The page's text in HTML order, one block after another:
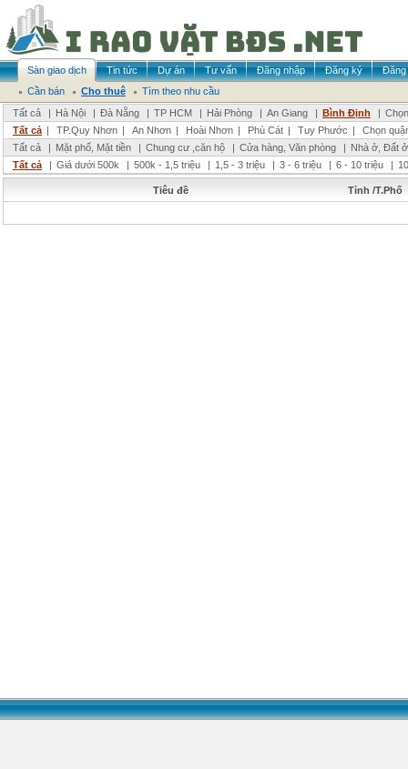
Sàn giao dịch Tin tức Dự án Tư vấn Đăng nhập Đăng ký
Đăng
Cần bán
Cho thuê
Tìm theo nhu cầu
Tất cả
| Hà Nội | Đà Nẵng | TP HCM | Hải Phòng | An Giang | Bình Định |
Tất cả | TP.Quy Nhơn | An Nhơn | Hoài Nhơn | Phù Cát | Tuy Phước |
Chọn
Tất cả
| Mặt phố, Mặt tiền | Chung cư ,căn hộ | Cửa hàng, Văn phòng | Nhà ở, Đất ở
Tất cả
| Giá dưới 500k | 500k - 1,5 triệu | 1,5 - 3 triệu | 3 - 6 triệu | 6 - 10 triệu |
Tiêu đề Tỉnh /T.Phố